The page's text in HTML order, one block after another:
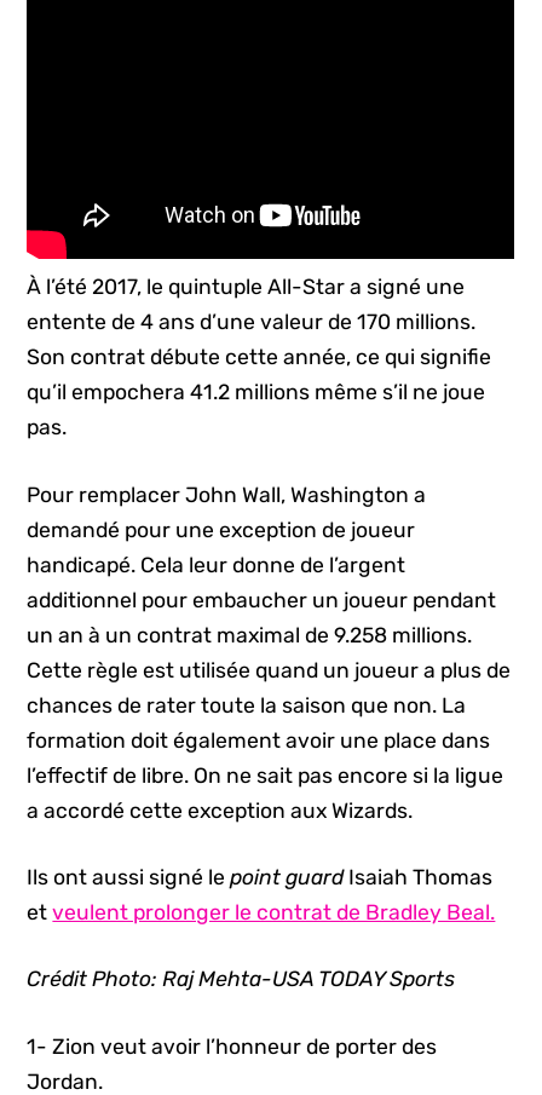
À l’été 2017, le quintuple All-Star a signé une
entente de 4 ans d’une valeur de 170 millions.
Son contrat débute cette année, ce qui signifie
qu’il empochera 41.2 millions même s’il ne joue
pas.
Pour remplacer John Wall, Washington a
demandé pour une exception de joueur
handicapé. Cela leur donne de l’argent
additionnel pour embaucher un joueur pendant
un an à un contrat maximal de 9.258 millions.
Cette règle est utilisée quand un joueur a plus de
chances de rater toute la saison que non. La
formation doit également avoir une place dans
l’effectif de libre. On ne sait pas encore si la ligue
a accordé cette exception aux Wizards.
Ils ont aussi signé lepoint guard Isaiah Thomas
etveulent prolonger le contrat de Bradley Beal.
Crédit Photo: Raj Mehta-USA TODAY Sports
1- Zion veut avoir l’honneur de porter des
Jordan.